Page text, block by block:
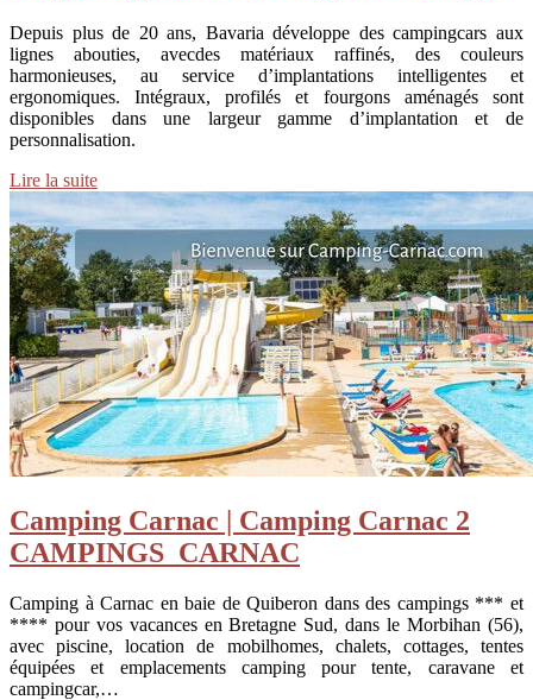
Depuis plus de 20 ans, Bavaria développe des campingcars aux
lignes abouties, avecdes matériaux raffinés, des couleurs
harmonieuses, au service d’implantations intelligentes et
ergonomiques. Intégraux, profilés et fourgons aménagés sont
disponibles dans une largeur gamme d’implantation et de
personnalisation.
Lire la suite
Camping Carnac | Camping Carnac 2
CAMPINGS ️ CARNAC
Camping à Carnac en baie de Quiberon dans des campings *** et
**** pour vos vacances en Bretagne Sud, dans le Morbihan (56),
avec piscine, location de mobilhomes, chalets, cottages, tentes
équipées et emplacements camping pour tente, caravane et
campingcar,…